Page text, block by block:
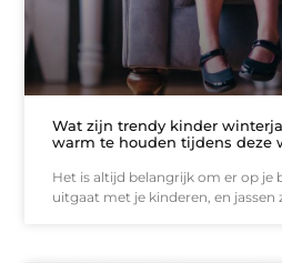
Wat zijn trendy kinder
warm te houden tijdens deze
Het is altijd belangrijk om er op je
uitgaat met je kinderen, en jassen